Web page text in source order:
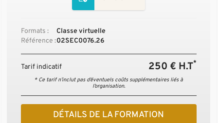
Formats :
Classe virtuelle
Référence :02SEC0076.26
Tarif indicatif 250 € H.T*
* Ce tarif n’inclut pas d’éventuels coûts supplémentaires liés à
l’organisation.
DÉTAILS DE LA FORMATION